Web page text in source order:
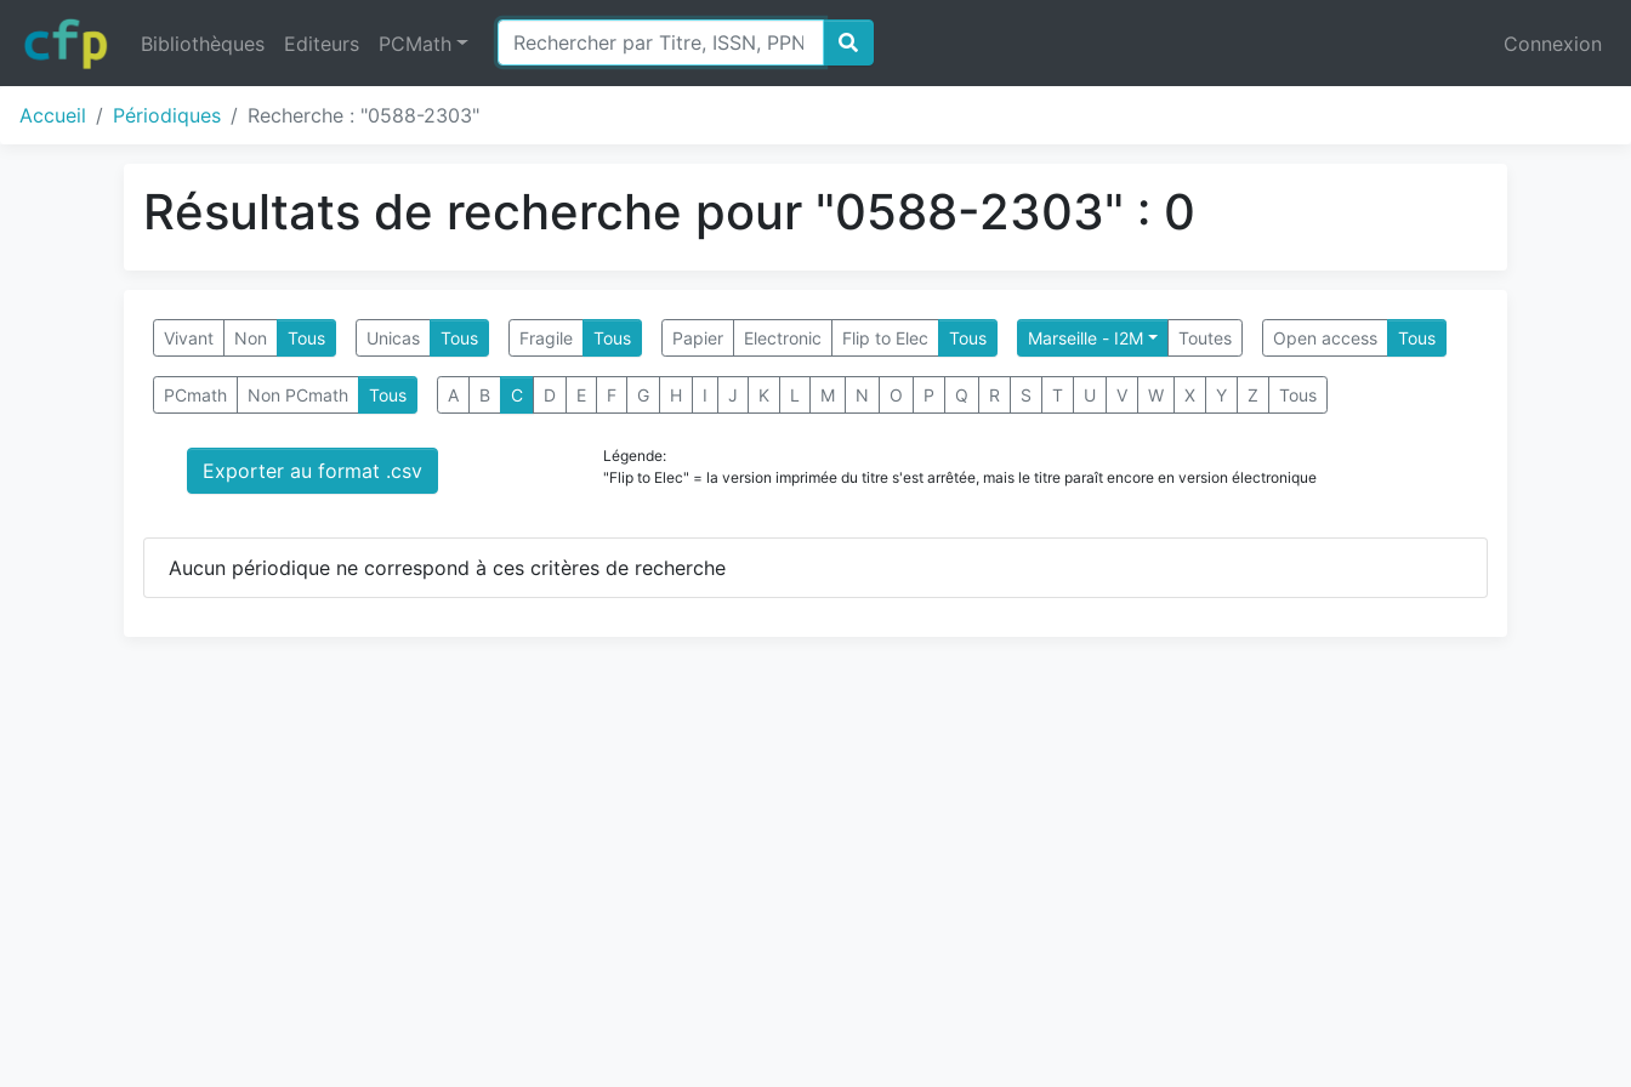
Bibliothèques Editeurs PCMath Connexion
Accueil Périodiques Recherche : "0588-2303"
Résultats de recherche pour "0588-2303" : 0
Vivant Non Tous Unicas Tous Fragile Tous Papier Electronic Flip to Elec Tous Marseille - I2M Toutes Open access Tous
PCmath Non PCmath Tous A B C D E F G H I J K L M N O P Q R S T U V W X Y Z Tous
Exporter au format .csv
Légende:
"Flip to Elec" = la version imprimée du titre s'est arrêtée, mais le titre paraît encore en version électronique
Aucun périodique ne correspond à ces critères de recherche